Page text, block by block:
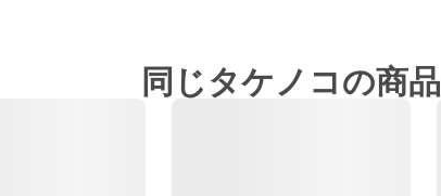
同じタケノコの商品